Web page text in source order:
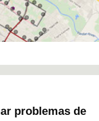
problemas de